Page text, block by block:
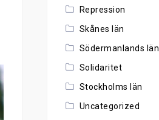
Repression
Skånes län
Södermanlands län
Solidaritet
Stockholms län
Uncategorized